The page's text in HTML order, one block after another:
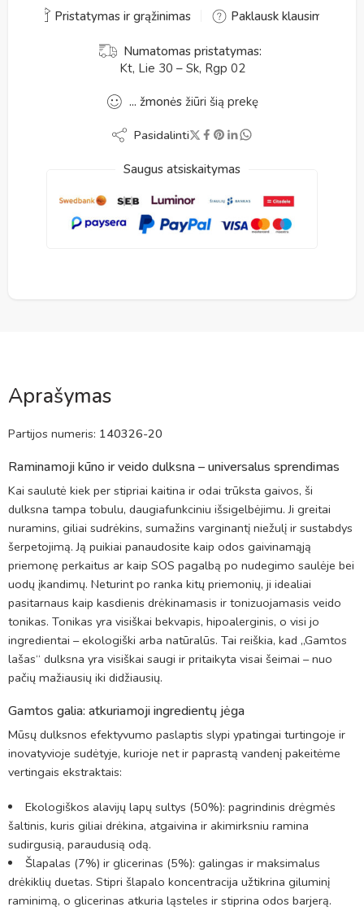
Pristatymas ir grąžinimas Paklausk klausimo
Numatomas pristatymas:
Kt, Lie 30 – Sk, Rgp 02
... žmonėsžiūri šią prekę
Pasidalinti
Saugus atsiskaitymas
Aprašymas
Partijos numeris: 140326-20
Raminamoji kūno ir veido dulksna – universalus sprendimas
Kai saulutė kiek per stipriai kaitina ir odai trūksta gaivos, ši
dulksna tampa tobulu, daugiafunkciniu išsigelbėjimu. Ji greitai
nuramins, giliai sudrėkins, sumažins varginantį niežulį ir sustabdys
šerpetojimą. Ją puikiai panaudosite kaip odos gaivinamąją
priemonę perkaitus ar kaip SOS pagalbą po nudegimo saulėje bei
uodų įkandimų. Neturint po ranka kitų priemonių, ji idealiai
pasitarnaus kaip kasdienis drėkinamasis ir tonizuojamasis veido
tonikas. Tonikas yra visiškai bekvapis, hipoalerginis, o visi jo
ingredientai – ekologiški arba natūralūs. Tai reiškia, kad „Gamtos
lašas“ dulksna yra visiškai saugi ir pritaikyta visai šeimai – nuo
pačių mažiausių iki didžiausių.
Gamtos galia: atkuriamoji ingredientų jėga
Mūsų dulksnos efektyvumo paslaptis slypi ypatingai turtingoje ir
inovatyvioje sudėtyje, kurioje net ir paprastą vandenį pakeitėme
vertingais ekstraktais:
Ekologiškos alavijų lapų sultys (50%): pagrindinis drėgmės
šaltinis, kuris giliai drėkina, atgaivina ir akimirksniu ramina
sudirgusią, paraudusią odą.
Šlapalas (7%) ir glicerinas (5%): galingas ir maksimalus
drėkiklių duetas. Stipri šlapalo koncentracija užtikrina giluminį
raminimą, o glicerinas atkuria ląsteles ir stiprina odos barjerą.